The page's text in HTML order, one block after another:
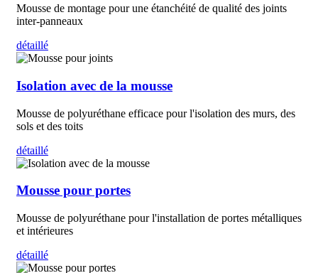
Mousse de montage pour une étanchéité de qualité des joints
inter-panneaux
détaillé
Isolation avec de la mousse
Mousse de polyuréthane efficace pour l'isolation des murs, des
sols et des toits
détaillé
Mousse pour portes
Mousse de polyuréthane pour l'installation de portes métalliques
et intérieures
détaillé